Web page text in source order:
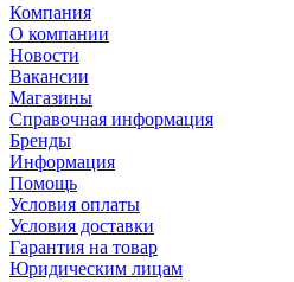
Компания
О компании
Новости
Вакансии
Магазины
Справочная информация
Бренды
Информация
Помощь
Условия оплаты
Условия доставки
Гарантия на товар
Юридическим лицам